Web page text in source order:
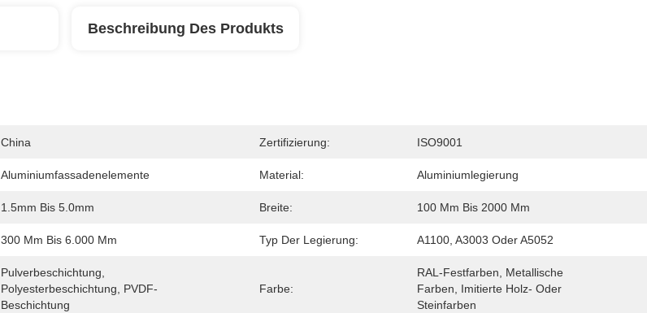
Beschreibung Des Produkts
China Zertifizierung: ISO9001
Aluminiumfassadenelemente Material: Aluminiumlegierung
1.5mm Bis 5.0mm Breite: 100 Mm Bis 2000 Mm
300 Mm Bis 6.000 Mm Typ Der Legierung: A1100, A3003 Oder A5052
Pulverbeschichtung,
Polyesterbeschichtung, PVDF-
Beschichtung
Farbe:
RAL-Festfarben, Metallische
Farben, Imitierte Holz- Oder
Steinfarben